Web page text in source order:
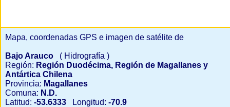
Mapa, coordenadas GPS e imagen de satélite de
Bajo Arauco
( Hidrografía )
Región: Región Duodécima, Región de Magallanes y
Antártica Chilena
Provincia: Magallanes
Comuna: N.D.
Latitud: -53.6333 Longitud: -70.9